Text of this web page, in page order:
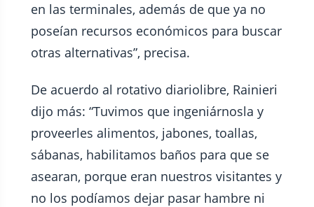
en las terminales, además de que ya no
poseían recursos económicos para buscar
otras alternativas”, precisa.
De acuerdo al rotativo diariolibre, Rainieri
dijo más: “Tuvimos que ingeniárnosla y
proveerles alimentos, jabones, toallas,
sábanas, habilitamos baños para que se
asearan, porque eran nuestros visitantes y
no los podíamos dejar pasar hambre ni